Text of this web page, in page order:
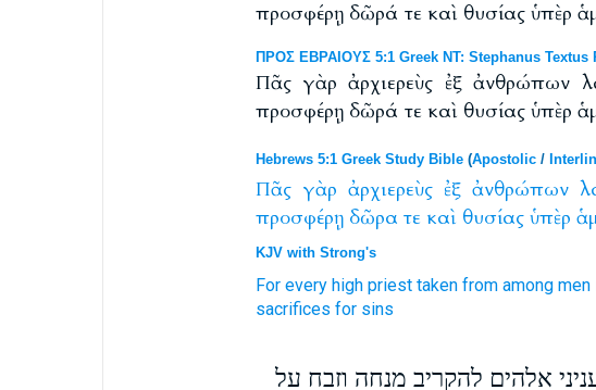
προσφέρῃ δῶρά τε καὶ θυσίας ὑπὲρ
ΠΡΟΣ ΕΒΡΑΙΟΥΣ 5:1 Greek NT: Stephanus Textus
Πᾶς γὰρ ἀρχιερεὺς ἐξ ἀνθρώπων
προσφέρῃ δῶρά τε καὶ θυσίας ὑπὲρ
Hebrews 5:1 Greek Study Bible(Apostolic/
Πᾶς γὰρ ἀρχιερεὺς ἐξ ἀνθρώπων
προσφέρῃ δῶρα τε καὶ θυσίας ὑπὲρ
KJV with Strong's
For every high priest taken from among men
sacrifices for sins
אלהים להקריב מנחה וזבח על